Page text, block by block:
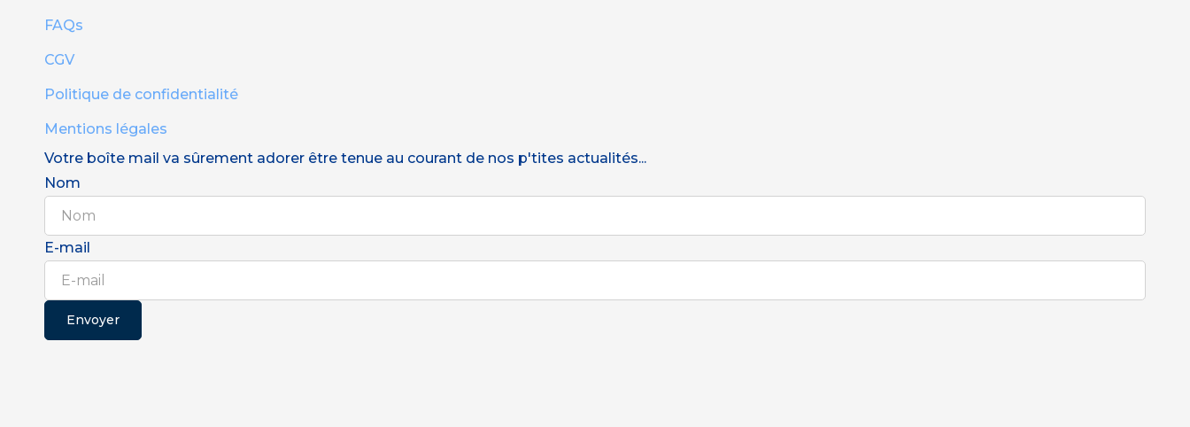
FAQs
CGV
Politique de confidentialité
Mentions légales
Votre boîte mail va sûrement adorer être tenue au courant de nos p'tites actualités...
Nom
E-mail
Envoyer